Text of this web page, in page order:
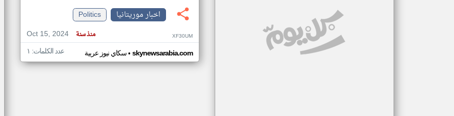
اخبار موريتانيا
Politics
Oct 15, 2024
منذ سنة XF30UM
سكاي نيوز عربية• skynewsarabia.com عدد الكلمات: ١